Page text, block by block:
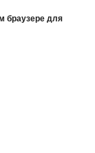
браузере для